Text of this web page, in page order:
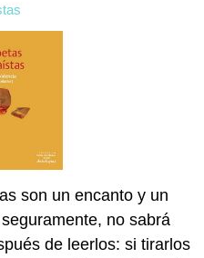
son un encanto y un
no sabrá
de leerlos: si tirarlos